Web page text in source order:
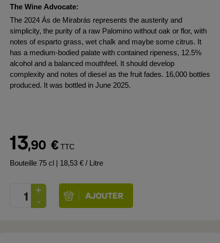
The Wine Advocate:
The 2024 Ás de Mirabrás represents the austerity and
simplicity, the purity of a raw Palomino without oak or flor, with
notes of esparto grass, wet chalk and maybe some citrus. It
has a medium-bodied palate with contained ripeness, 12.5%
alcohol and a balanced mouthfeel. It should develop
complexity and notes of diesel as the fruit fades. 16,000 bottles
produced. It was bottled in June 2025.
13,90 € TTC
Bouteille 75 cl | 18,53 € / Litre